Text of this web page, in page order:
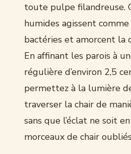
toute pulpe filandreuse.
humides agissent
bactéries et amorcent la
En affinant les parois à
régulière d’environ 2,5
permettez à la lumière
traverser la chair de
sans que l’éclat ne soit
morceaux de chair